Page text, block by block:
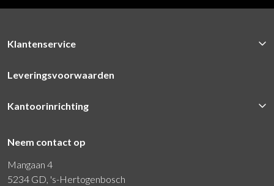
Klantenservice
Leveringsvoorwaarden
Kantoorinrichting
Neem contact op
Mangaan 4
5234 GD, 's-Hertogenbosch